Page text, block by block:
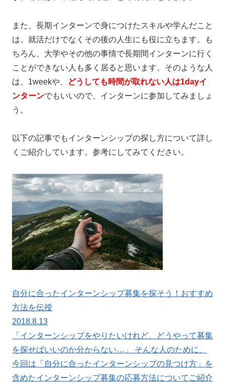
また、長期インターンで身につけたスキルや学んだこと
は、就活だけでなくその後の人生にも役に立ちます。も
ちろん、大学やその他の事情で長期間インターンに行く
ことができない人も多く居ると思います。そのような人
は、1weekや、
どうしても時間が取れない人は1dayイ
ンターンでもいいので、インターンに参加してみましょ
う。
以下の記事でもインターンシップの探し方について詳し
くご紹介しています。参考にしてみてください。
自分に合ったインターンシップ募集を探そう！おすすめ
方法を伝授
2018.8.13
「インターンシップをやりたいけれど、どうやって募集
を探せばいいのか分からない…」 そんな人のために、
今回は「自分に合ったインターンシップの見つけ方」を
含めたインターンシップ募集の応募方法についてご紹介